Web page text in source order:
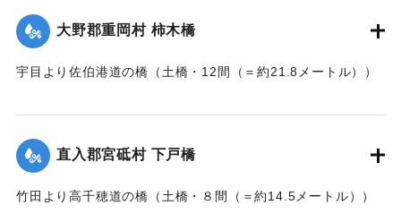
200戸に及んでいるのは要するに排水地である橋の上に不自然
な住宅を建築する許可を当局が出したためとして、その不当
と13日以来、住民の間で協議が進められてきたが、費用など
憤慨している。
大野郡重岡村 柿木橋
宇目より佐伯港道の橋（土橋・12間（＝約21.8メートル））
｜固有コード: 002680200
直入郡宮砥村 下戸橋
竹田より高千穂道の橋（土橋・８間（＝約14.5メートル））